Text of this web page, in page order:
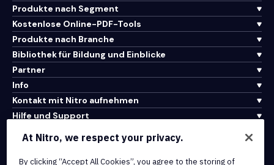
Produkte nach Segment
Kostenlose Online-PDF-Tools
Produkte nach Branche
Bibliothek für Bildung und Einblicke
Partner
Info
Kontakt mit Nitro aufnehmen
Hilfe und Support
Nutzungsbedingungen
At Nitro, we respect your privacy.
By clicking “Accept All Cookies”, you agree to the storing of